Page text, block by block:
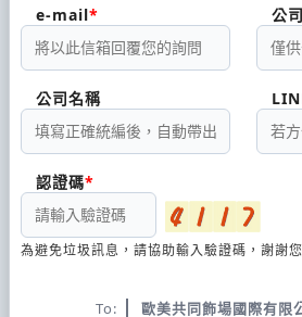
e-mail 公
公司名稱
認證碼
為避免垃圾訊息，請協助輸入驗證碼，謝謝
To: 歐美共同飾場國際有限